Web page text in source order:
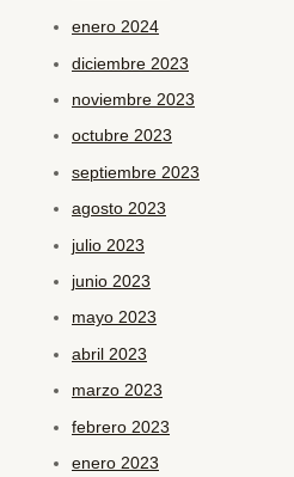
enero 2024
diciembre 2023
noviembre 2023
octubre 2023
septiembre 2023
agosto 2023
julio 2023
junio 2023
mayo 2023
abril 2023
marzo 2023
febrero 2023
enero 2023